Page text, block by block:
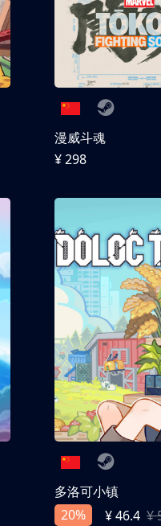
漫威斗魂
¥ 298
多洛可小镇
20%
¥ 46.4 ¥